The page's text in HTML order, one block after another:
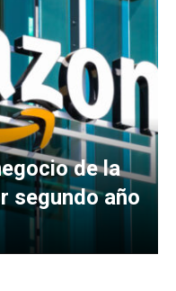
de la
segundo año